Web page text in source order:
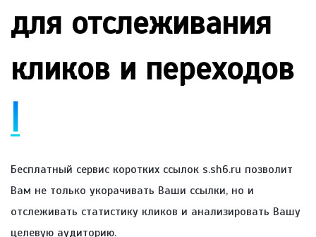
для отслеживания
кликов и переходов
Отк
Бесплатный сервис коротких ссылок s.sh6.ru позволит
Вам не только укорачивать Ваши ссылки, но и
отслеживать статистику кликов и анализировать Вашу
целевую аудиторию.